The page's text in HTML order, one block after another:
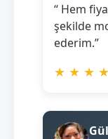
“ Hem
şekilde
ederim.”
★ ★ ★ ★